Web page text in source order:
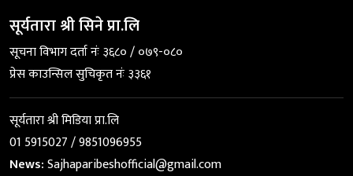
सूर्यतारा श्री सिने प्रा.लि
सूचना विभाग दर्ता नंः ३६८० / ०७९-०८०
प्रेस काउन्सिल सुचिकृत नंः ३३६१
सूर्यतारा श्री मिडिया प्रा.लि
01 5915027 / 9851096955
News:Sajhaparibeshofficial@gmail.com